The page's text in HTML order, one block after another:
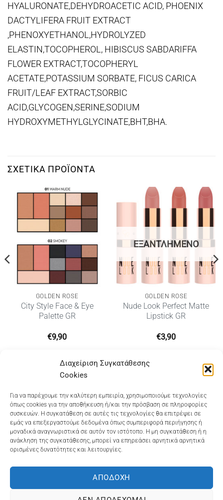
Διαχείριση Συγκατάθεσης
Cookies
Για να παρέχουμε την καλύτερη εμπειρία, χρησιμοποιούμε τεχνολογίες
όπως cookies για την αποθήκευση ή/και την πρόσβαση σε πληροφορίες
συσκευών. Η συγκατάθεση σε αυτές τις τεχνολογίες θα επιτρέψει σε
εμάς να επεξεργαστούμε δεδομένα όπως συμπεριφορά περιήγησης ή
μοναδικά αναγνωριστικά σε αυτόν τον ιστότοπο. Η μη συγκατάθεση ή η
ανάκληση της συγκατάθεσης, μπορεί να επηρεάσει αρνητικά αρνητικά
ορισμένες δυνατότητες και λειτουργίες.
ΑΠΟΔΟΧΉ
HYALURONATE,DEHYDROACETIC ACID, PHOENIX
DACTYLIFERA FRUIT EXTRACT
,PHENOXYETHANOL,HYDROLYZED
ELASTIN,TOCOPHEROL, HIBISCUS SABDARIFFA
FLOWER EXTRACT,TOCOPHERYL
ACETATE,POTASSIUM SORBATE, FICUS CARICA
FRUIT/LEAF EXTRACT,SORBIC
ACID,GLYCOGEN,SERINE,SODIUM
HYDROXYMETHYLGLYCINATE,BHT,BHA.
ΣΧΕΤΙΚΆ ΠΡΟΪΌΝΤΑ
GOLDEN ROSE
City Style Face & Eye
Palette GR
€9,90
ΕΞΑΝΤΛΗΜΈΝΟ
GOLDEN ROSE
Nude Look Perfect Matte
Lipstick GR
€3,90
Dioni Hair Care, Ζυμβρακάκηδων 33, τηλ 28210
91906
Dioni Hair Spa, Κ. Σφακιανάκη 5, τηλ 28210 94712
On
Delivery
ΤΡΟΠΟΙ ΠΛΗΡΩΜΗΣ
ΠΟΛΙΤΙΚΉ ΕΠΙΣΤΡΟΦΏΝ
ΠΟΛΙΤΙΚΉ ΑΠΟΡΡΉΤΟΥ – COOKIES (ΕΕ)